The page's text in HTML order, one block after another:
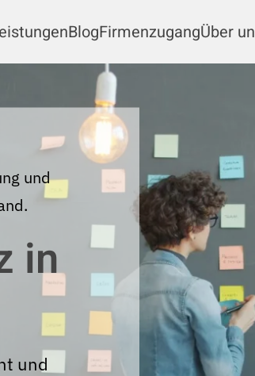
BlogFirmenzugangÜber
und
in
und